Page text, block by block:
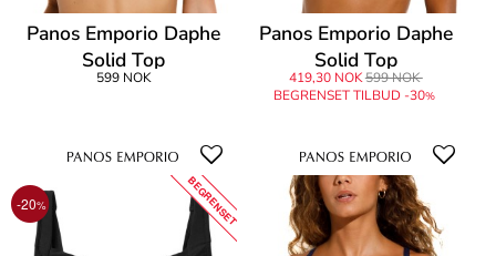
Panos Emporio Daphe
Solid Top
599 NOK
Panos Emporio Daphe
Solid Top
419,30 NOK599 NOK
BEGRENSET TILBUD -30%
-20% BEGRENSET